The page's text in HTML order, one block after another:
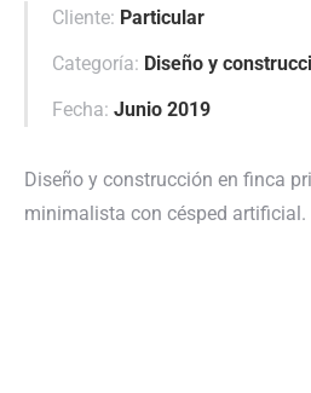
Cliente: Particular
Categoría: Diseño y
Fecha: Junio 2019
Diseño y construcción en finca
minimalista con césped artificial.